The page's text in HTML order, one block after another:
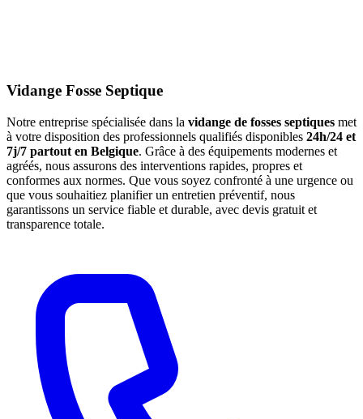
Vidange Fosse Septique
Notre entreprise spécialisée dans la vidange de fosses septiques met
à votre disposition des professionnels qualifiés disponibles 24h/24 et
7j/7 partout en Belgique. Grâce à des équipements modernes et
agréés, nous assurons des interventions rapides, propres et
conformes aux normes. Que vous soyez confronté à une urgence ou
que vous souhaitiez planifier un entretien préventif, nous
garantissons un service fiable et durable, avec devis gratuit et
transparence totale.